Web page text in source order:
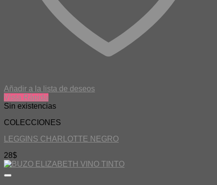
Añadir a la lista de deseos
Vista Rápida
Sin existencias
COLECCIONES
LEGGINS CHARLOTTE NEGRO
28$